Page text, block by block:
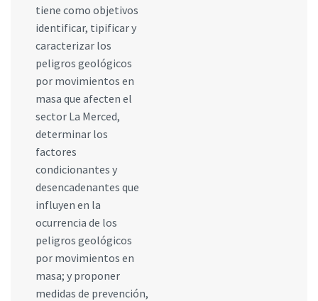
tiene como objetivos
identificar, tipificar y
caracterizar los
peligros geológicos
por movimientos en
masa que afecten el
sector La Merced,
determinar los
factores
condicionantes y
desencadenantes que
influyen en la
ocurrencia de los
peligros geológicos
por movimientos en
masa; y proponer
medidas de prevención,